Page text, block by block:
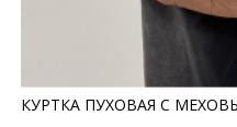
КУРТКА ПУХОВАЯ С